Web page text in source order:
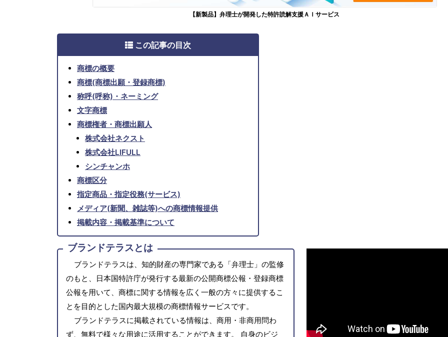
【新製品】弁理士が開発した特許読解支援ＡＩサービス
この記事の目次
商標の概要
商標(商標出願・登録商標)
称呼(呼称)・ネーミング
文字商標
商標権者・商標出願人
株式会社ネクスト
株式会社LIFULL
シンチャンホ
商標区分
指定商品・指定役務(サービス)
メディア(新聞、雑誌等)への商標情報提供
掲載内容・掲載基準について
ブランドテラスとは
ブランドテラスは、知的財産の専門家である「弁理士」の監修
のもと、日本国特許庁が発行する最新の公開商標公報・登録商標
公報を用いて、商標に関する情報を広く一般の方々に提供するこ
とを目的とした国内最大規模の商標情報サービスです。
ブランドテラスに掲載されている情報は、商用・非商用問わ
ず、無料で様々な用途に活用することができます。 自身のビジ